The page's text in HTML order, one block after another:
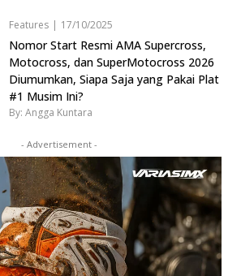
Features | 17/10/2025
Nomor Start Resmi AMA Supercross,
Motocross, dan SuperMotocross 2026
Diumumkan, Siapa Saja yang Pakai Plat
#1 Musim Ini?
By: Angga Kuntara
- Advertisement -